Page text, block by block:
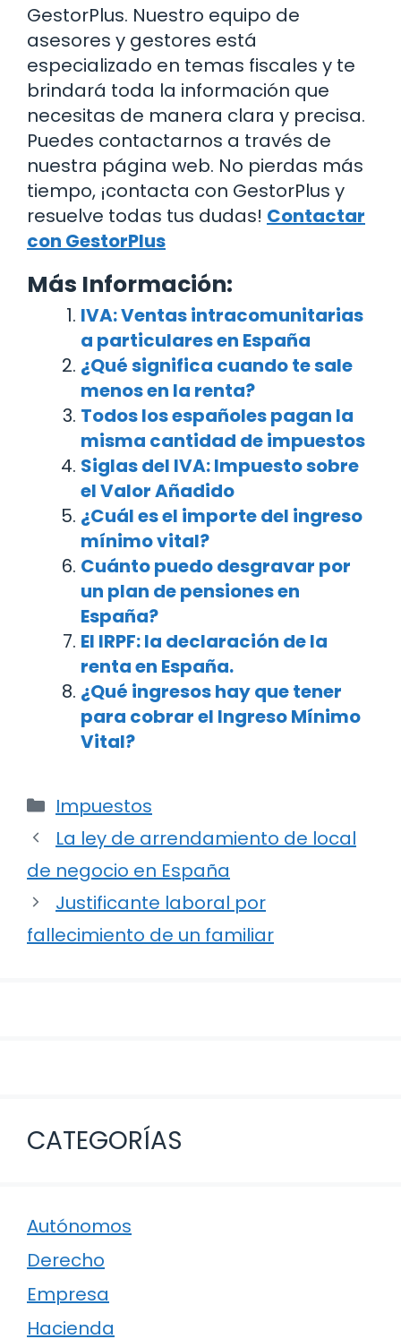
GestorPlus. Nuestro equipo de
asesores y gestores está
especializado en temas fiscales y te
brindará toda la información que
necesitas de manera clara y precisa.
Puedes contactarnos a través de
nuestra página web. No pierdas más
tiempo, ¡contacta con GestorPlus y
resuelve todas tus dudas! Contactar
con GestorPlus
Más Información:
IVA: Ventas intracomunitarias
a particulares en España
¿Qué significa cuando te sale
menos en la renta?
Todos los españoles pagan la
misma cantidad de impuestos
Siglas del IVA: Impuesto sobre
el Valor Añadido
¿Cuál es el importe del ingreso
mínimo vital?
Cuánto puedo desgravar por
un plan de pensiones en
España?
El IRPF: la declaración de la
renta en España.
¿Qué ingresos hay que tener
para cobrar el Ingreso Mínimo
Vital?
Categorías
Impuestos
Navegación
de
entradas
La ley de arrendamiento de local
de negocio en España
Justificante laboral por
fallecimiento de un familiar
CATEGORÍAS
Autónomos
Derecho
Empresa
Hacienda